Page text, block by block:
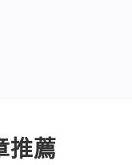
推薦